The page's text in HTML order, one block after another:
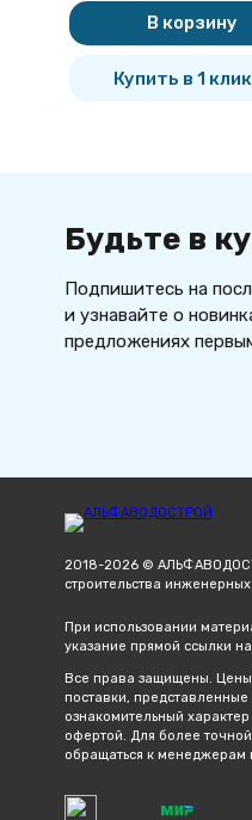
В корзину
Купить в 1 клик
Будьте в
Подпишитесь на
и узнавайте о
предложениях
2018-2026 ©
строительства инженерных
При использовании
указание прямой ссылки
Все права защищены.
поставки, представленные
ознакомительный
офертой. Для более
обращаться к менеджерам